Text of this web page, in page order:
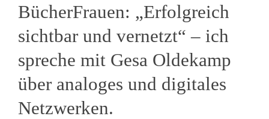
BücherFrauen: „Erfolgreich
sichtbar und vernetzt“ – ich
spreche mit Gesa Oldekamp
über analoges und digitales
Netzwerken.